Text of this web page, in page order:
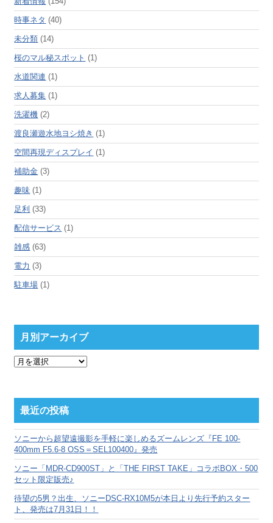
時事ネタ (40)
未分類 (14)
桜のマル秘スポット (1)
水道関連 (1)
求人募集 (1)
洗濯機 (2)
渡良瀬遊水地ヨシ焼き (1)
空間再現ディスプレイ (1)
補助金 (3)
趣味 (1)
足利 (33)
配信サービス (1)
雑感 (63)
電力 (3)
駐車場 (1)
月別アーカイブ
月
ー
カ
ブ
最近の投稿
ソニーから超望遠撮影を手軽に楽しめるズームレンズ『FE 100-
400mm F5.6-8 OSS＝SEL100400』発売
ソニー「MDR-CD900ST」と「THE FIRST TAKE」コラボBOX・500
セット限定販売♪
待望の5男？出生、ソニーDSC-RX10M5が本日より先行予約スター
ト、発売は7月31日！！